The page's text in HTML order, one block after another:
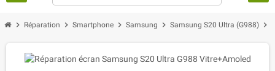
chevron_right Réparation chevron_right Smartphone chevron_right Samsung chevron_right Samsung S20 Ultra (G988) chevron_right